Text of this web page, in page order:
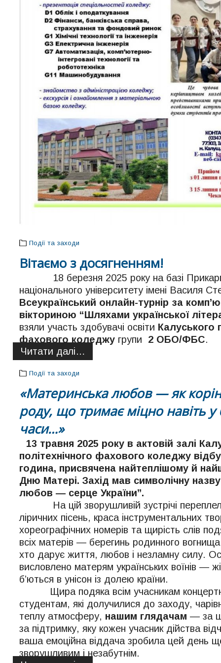
Події та заходи
Вітаємо з досягненням!
18 березня 2025 року на базі
національного університету імені Василя
Всеукраїнський онлайн-турнір за
вікториною “Шляхами української
взяли участь здобувачі освіти Калуського
фахового коледжу групи 2 ОБО/ФБС.
Читати далі…
Події та заходи
«Материнська любов — як
роду, що тримає міцно навіть у
часи…»
13 травня 2025 року в актовій залі
політехнічного фахового коледжу
година, присвячена найтеплішому й
Дню Матері. Захід мав символічну
любов — серце України”.
На цій зворушливій зустрічі
ліричних пісень, краса інструментальних
хореографічних номерів та щирість слів
всіх матерів — берегинь родинного
хто дарує життя, любов і незламну силу.
висловлено матерям українських воїнів —
б’ються в унісон із долею країни.
Щира подяка всім учасникам
студентам, які долучилися до заходу,
теплу атмосферу, нашим глядачам — за
за підтримку, яку кожен учасник дійства
ваша емоційна віддача зробила цей день
зворушливим і незабутнім.